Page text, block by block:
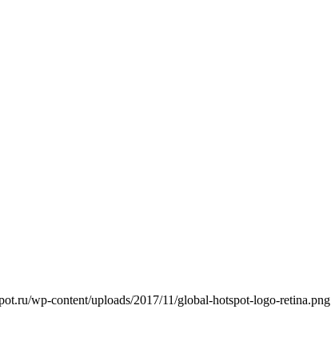
wp-content/uploads/2017/11/global-hotspot-logo-retina.png